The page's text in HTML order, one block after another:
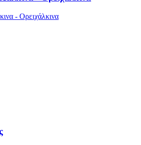
- Ορειχάλκινα